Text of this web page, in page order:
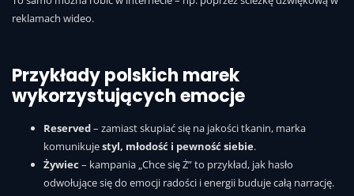
reklamach wideo.
Przykłady polskich marek
wykorzystujących emocje
Reserved– zamiast skupiać się na jakości tkanin, marka
komunikujestyl, młodość i pewność siebie.
Żywiec – kampania „Chce się Ż” to przykład, jak hasło
odwołujące się do emocji radości i energii buduje całą narrację.